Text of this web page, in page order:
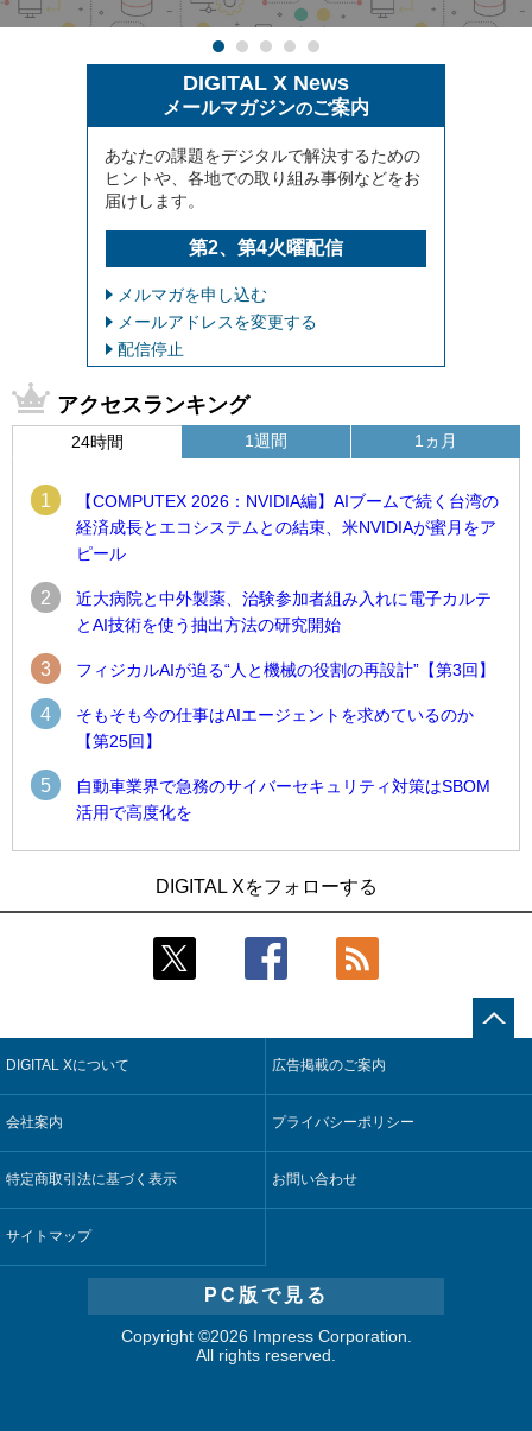
DIGITAL X News
メールマガジンのご案内
あなたの課題をデジタルで解決するための
ヒントや、各地での取り組み事例などをお
届けします。
第2、第4火曜配信
メルマガを申し込む
メールアドレスを変更する
配信停止
アクセスランキング
24時間
1
【COMPUTEX 2026：NVIDIA編】AIブームで続く台湾の
経済成長とエコシステムとの結束、米NVIDIAが蜜月をア
ピール
2
近大病院と中外製薬、治験参加者組み入れに電子カルテ
とAI技術を使う抽出方法の研究開始
3 フィジカルAIが迫る“人と機械の役割の再設計”【第3回】
4
そもそも今の仕事はAIエージェントを求めているのか
【第25回】
5
自動車業界で急務のサイバーセキュリティ対策はSBOM
活用で高度化を
1週間
技術を使う抽出方法の研究開始
Umios、消費者起点の販売計画策定に向けたAIシステムを本格
【COMPUTEX 2026：Arm編】チップ自社製造で鍵を握る台
湾サプライチェーン、英Armが連携を強調
フィジカルAIが迫る“人と機械の役割の再設計”【第3回】
5
2度のエネルギー危機が示す戦略転換と日本への期待【第2
回】
1ヵ月
合基盤を本格稼働
鹿島建設、鋼管柱へのコンクリート充填時の異常を検出する
AIを遠隔監視システムに実装
近大病院と中外製薬、治験参加者組み入れに電子カルテとAI
技術を使う抽出方法の研究開始
そもそも今の仕事はAIエージェントを求めているのか【第25
5
製造業の現場の暗黙知を組織横断で活用するためのナレッジ
管理基盤、LIGHTzが提供
DIGITAL Xをフォローする
DIGITAL Xについて 広告掲載のご案内
会社案内 プライバシーポリシー
特定商取引法に基づく表示 お問い合わせ
サイトマップ
PC版で見る
Copyright ©2026 Impress Corporation.
All rights reserved.